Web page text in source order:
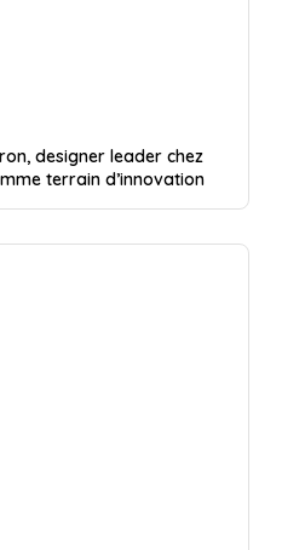
designer leader chez
terrain d’innovation